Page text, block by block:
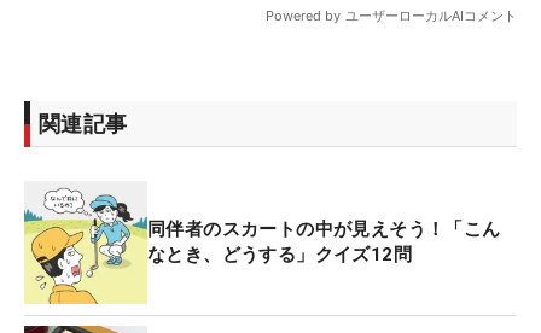
関連記事
同伴者のスカートの中が見えそう！「こん
なとき、どうする」クイズ12問